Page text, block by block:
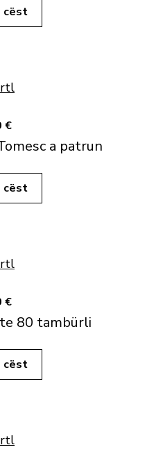
cëst
€
a patrun
cëst
€
80 tambürli
cëst